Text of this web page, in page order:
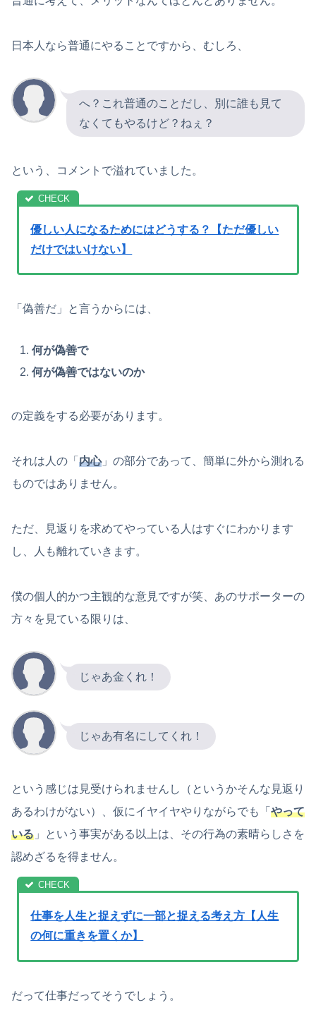
日本人なら普通にやることですから、むしろ、
へ？これ普通のことだし、別に誰も見て
なくてもやるけど？ねぇ？
という、コメントで溢れていました。
優しい人になるためにはどうする？【ただ優しい
だけではいけない】
「偽善だ」と言うからには、
何が偽善で
何が偽善ではないのか
の定義をする必要があります。
それは人の「 内心」の部分であって、簡単に外から測れる
ものではありません。
ただ、見返りを求めてやっている人はすぐにわかります
し、人も離れていきます。
僕の個人的かつ主観的な意見ですが笑、あのサポーターの
方々を見ている限りは、
じゃあ金くれ！
じゃあ有名にしてくれ！
という感じは見受けられませんし（というかそんな見返り
あるわけがない）、仮にイヤイヤやりながらでも「 やって
いる 」という事実がある以上は、その行為の素晴らしさを
認めざるを得ません。
仕事を人生と捉えずに一部と捉える考え方【人生
の何に重きを置くか】
だって仕事だってそうでしょう。